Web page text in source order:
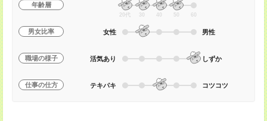
年齢層
20代 30 40 50 60
男女比率 女性 男性
職場の様子 活気あり しずか
仕事の仕方 テキパキ コツコツ